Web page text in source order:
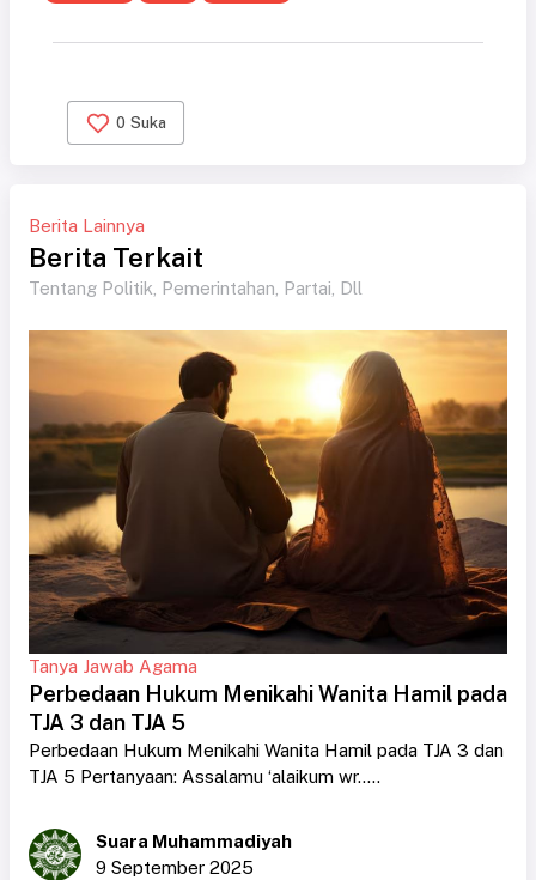
0 Suka
Berita Lainnya
Berita Terkait
Tentang Politik, Pemerintahan, Partai, Dll
Tanya Jawab Agama
Perbedaan Hukum Menikahi Wanita Hamil pada
TJA 3 dan TJA 5
Perbedaan Hukum Menikahi Wanita Hamil pada TJA 3 dan
TJA 5 Pertanyaan: Assalamu ‘alaikum wr.....
Suara Muhammadiyah
9 September 2025